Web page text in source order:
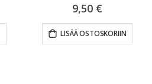
9,50 €
LISÄÄ OSTOSKORIIN